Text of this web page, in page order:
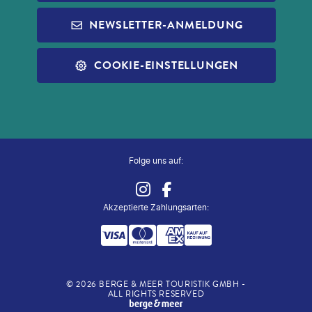
INFOS ZUR PAUSCHALREISE
REISECHECKLISTE
ALLE SERVICES
ZUG ZUM FLUG
ALDI MUSIC
ALDI NORD
NEWSLETTER-ANMELDUNG
COOKIE-EINSTELLUNGEN
Akzeptierte Zahlungsarten:
Folge uns auf:
©2026 BERGE & MEER TOURISTIK GMBH -
ALL RIGHTS RESERVED